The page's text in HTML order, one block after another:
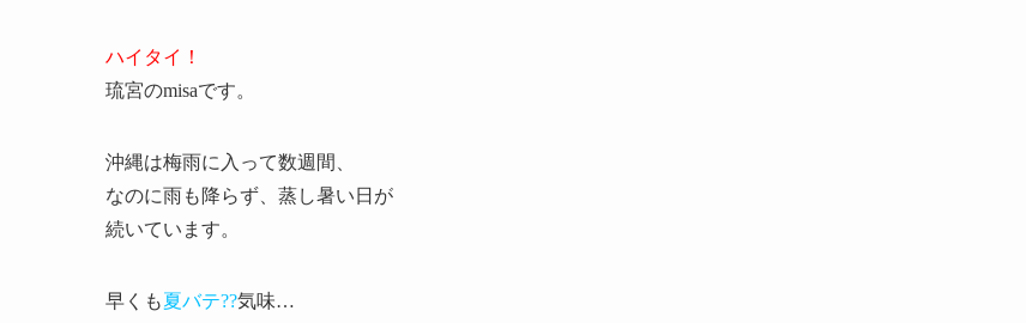
ハイタイ！
琉宮のmisaです。
沖縄は梅雨に入って数週間、
なのに雨も降らず、蒸し暑い日が
続いています。
早くも夏バテ??気味…